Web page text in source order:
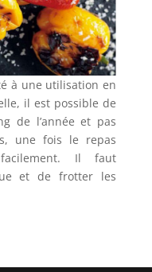
à une utilisation en
il est possible de
de l’année et pas
une fois le repas
Il faut
et de frotter les